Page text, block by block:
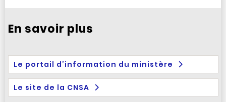
En savoir plus
Le portail d’information du ministère
Le site de la CNSA